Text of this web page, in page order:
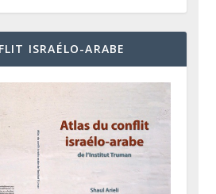
ISRAÉLO-ARABE